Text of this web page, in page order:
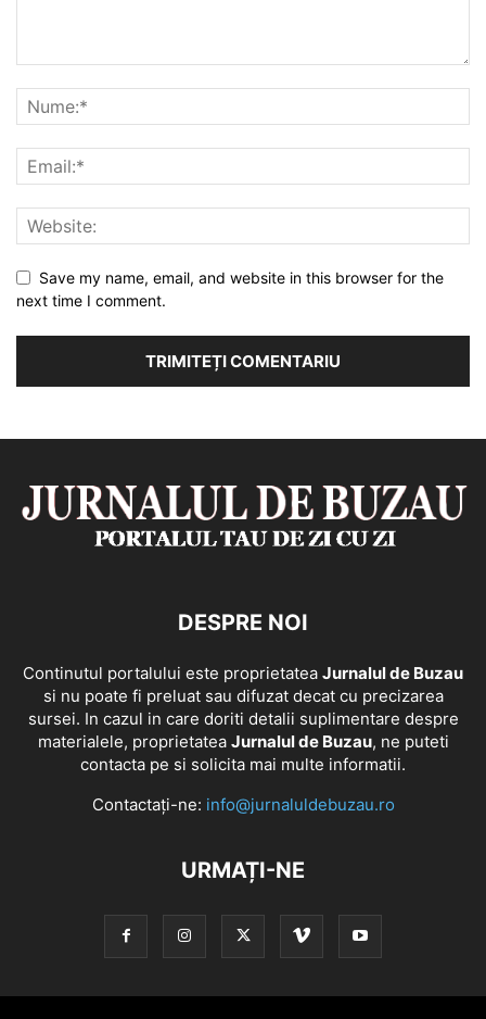
Save my name, email, and website in this browser for the
next time I comment.
DESPRE NOI
Continutul portalului este proprietatea Jurnalul de Buzau
si nu poate fi preluat sau difuzat decat cu precizarea
sursei. In cazul in care doriti detalii suplimentare despre
materialele, proprietatea Jurnalul de Buzau, ne puteti
contacta pe si solicita mai multe informatii.
Contactați-ne: info@jurnaluldebuzau.ro
URMAȚI-NE